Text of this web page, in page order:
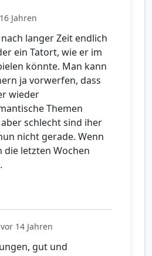
Jahren
langer Zeit endlich
ein Tatort, wie er im
könnte. Man kann
ja vorwerfen, dass
wieder
Themen
schlecht sind iher
nicht gerade. Wenn
die letzten Wochen
vor 14 Jahren
gut und